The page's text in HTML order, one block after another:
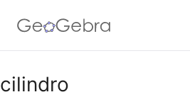
Google Classroom
cilindro